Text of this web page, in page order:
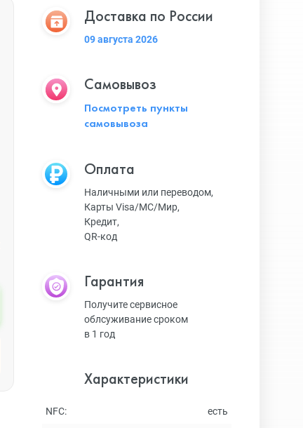
Доставка по России
09 августа 2026
Самовывоз
Посмотреть пункты
самовывоза
Оплата
Наличными или переводом,
Карты Visa/MC/Мир,
Кредит,
QR-код
Гарантия
Получите сервисное
облсуживание сроком
в 1 год
Характеристики
NFC: есть